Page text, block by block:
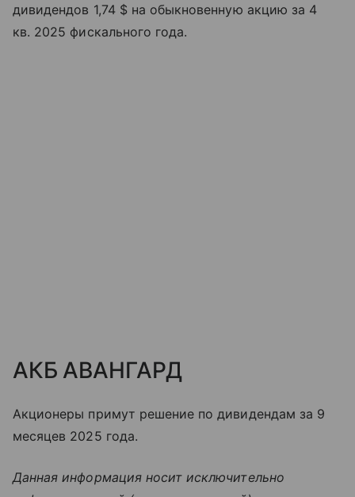
дивидендов 1,74 $ на обыкновенную акцию за 4
кв. 2025 фискального года.
АКБ АВАНГАРД
Акционеры примут решение по дивидендам за 9
месяцев 2025 года.
Данная информация носит исключительно